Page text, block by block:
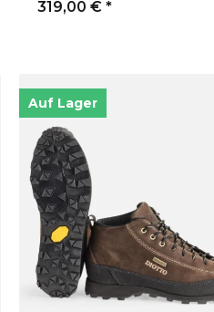
319,00 € *
Auf Lager